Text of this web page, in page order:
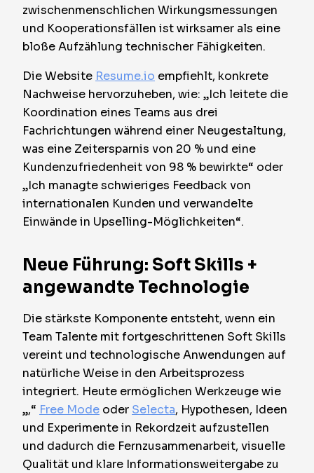
zwischenmenschlichen Wirkungsmessungen
und Kooperationsfällen ist wirksamer als eine
bloße Aufzählung technischer Fähigkeiten.
Die Website Resume.io empfiehlt, konkrete
Nachweise hervorzuheben, wie: „Ich leitete die
Koordination eines Teams aus drei
Fachrichtungen während einer Neugestaltung,
was eine Zeitersparnis von 20 % und eine
Kundenzufriedenheit von 98 % bewirkte“ oder
„Ich managte schwieriges Feedback von
internationalen Kunden und verwandelte
Einwände in Upselling-Möglichkeiten“.
Neue Führung: Soft Skills +
angewandte Technologie
Die stärkste Komponente entsteht, wenn ein
Team Talente mit fortgeschrittenen Soft Skills
vereint und technologische Anwendungen auf
natürliche Weise in den Arbeitsprozess
integriert. Heute ermöglichen Werkzeuge wie
„,“ Free Mode oder Selecta, Hypothesen, Ideen
und Experimente in Rekordzeit aufzustellen
und dadurch die Fernzusammenarbeit, visuelle
Qualität und klare Informationsweitergabe zu